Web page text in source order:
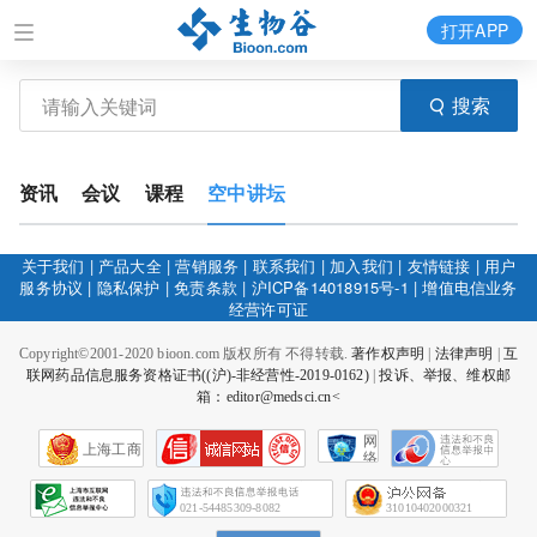
搜索
打开APP
资讯 会议 课程 空中讲坛
关于我们 | 产品大全|营销服务 | 联系我们 | 加入我们 | 友情链接 | 用户
服务协议 | 隐私保护 |免责条款 | 沪ICP备14018915号-1 |增值电信业务
经营许可证
Copyright©2001-2020 bioon.com 版权所有 不得转载.著作权声明 法律声明
互
联网药品信息服务资格证书((沪)-非经营性-2019-0162)|投诉、举报、维权邮
箱：editor@medsci.cn<
上海工商
网
络
会
征
021-54485309-8082 31010402000321